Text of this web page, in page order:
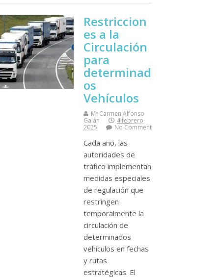
Restriccion
es a la
Circulación
para
determinad
os
Vehículos
Mª Carmen Alfonso
Galán
4 febrero
2025
No Comment
Cada año, las
autoridades de
tráfico implementan
medidas especiales
de regulación que
restringen
temporalmente la
circulación de
determinados
vehículos en fechas
y rutas
estratégicas. El